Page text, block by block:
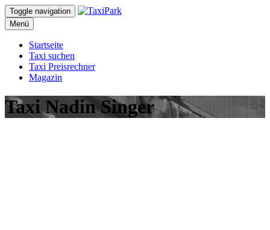
Toggle navigation
Menü
Startseite
Taxi suchen
Taxi Preisrechner
Magazin
Taxi Nadin Singer